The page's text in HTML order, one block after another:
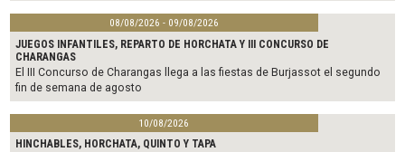
08/08/2026 - 09/08/2026
JUEGOS INFANTILES, REPARTO DE HORCHATA Y III CONCURSO DE
CHARANGAS
El III Concurso de Charangas llega a las fiestas de Burjassot el segundo
fin de semana de agosto
10/08/2026
HINCHABLES, HORCHATA, QUINTO Y TAPA